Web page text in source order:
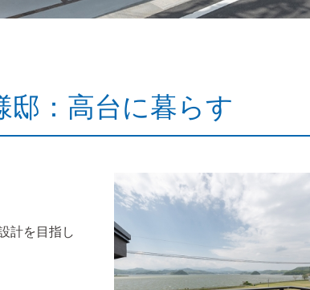
邸：高台に暮らす
計を目指し